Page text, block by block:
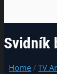
Svidník
Home/TV